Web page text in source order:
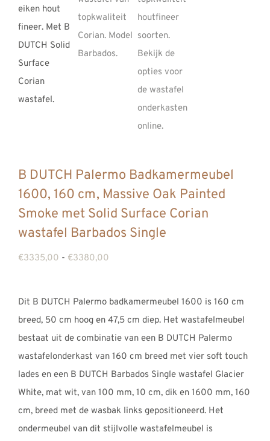
B DUTCH Palermo Badkamermeubel
1600, 160 cm, Massive Oak Painted
Smoke met Solid Surface Corian
wastafel Barbados Single
€3335,00 - €3380,00
Dit B DUTCH Palermo badkamermeubel 1600 is 160 cm
breed, 50 cm hoog en 47,5 cm diep. Het wastafelmeubel
bestaat uit de combinatie van een B DUTCH Palermo
wastafelonderkast van 160 cm breed met vier soft touch
lades en een B DUTCH Barbados Single wastafel Glacier
White, mat wit, van 100 mm, 10 cm, dik en 1600 mm, 160
cm, breed met de wasbak links gepositioneerd. Het
ondermeubel van dit stijlvolle wastafelmeubel is